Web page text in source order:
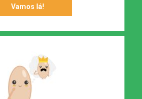
Vamos lá!